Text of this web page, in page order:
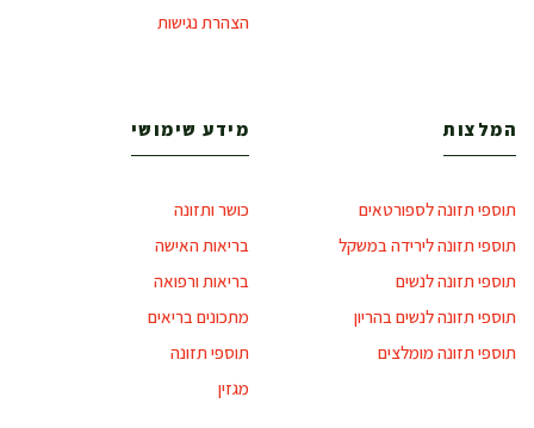
הצהרת נגישות
המלצות
תוספי תזונה לספורטאים
תוספי תזונה לירידה במשקל
תוספי תזונה לנשים
תוספי תזונה לנשים בהריון
תוספי תזונה מומלצים
מידע שימושי
כושר ותזונה
בריאות האישה
בריאות ורפואה
מתכונים בריאים
תוספי תזונה
מגזין